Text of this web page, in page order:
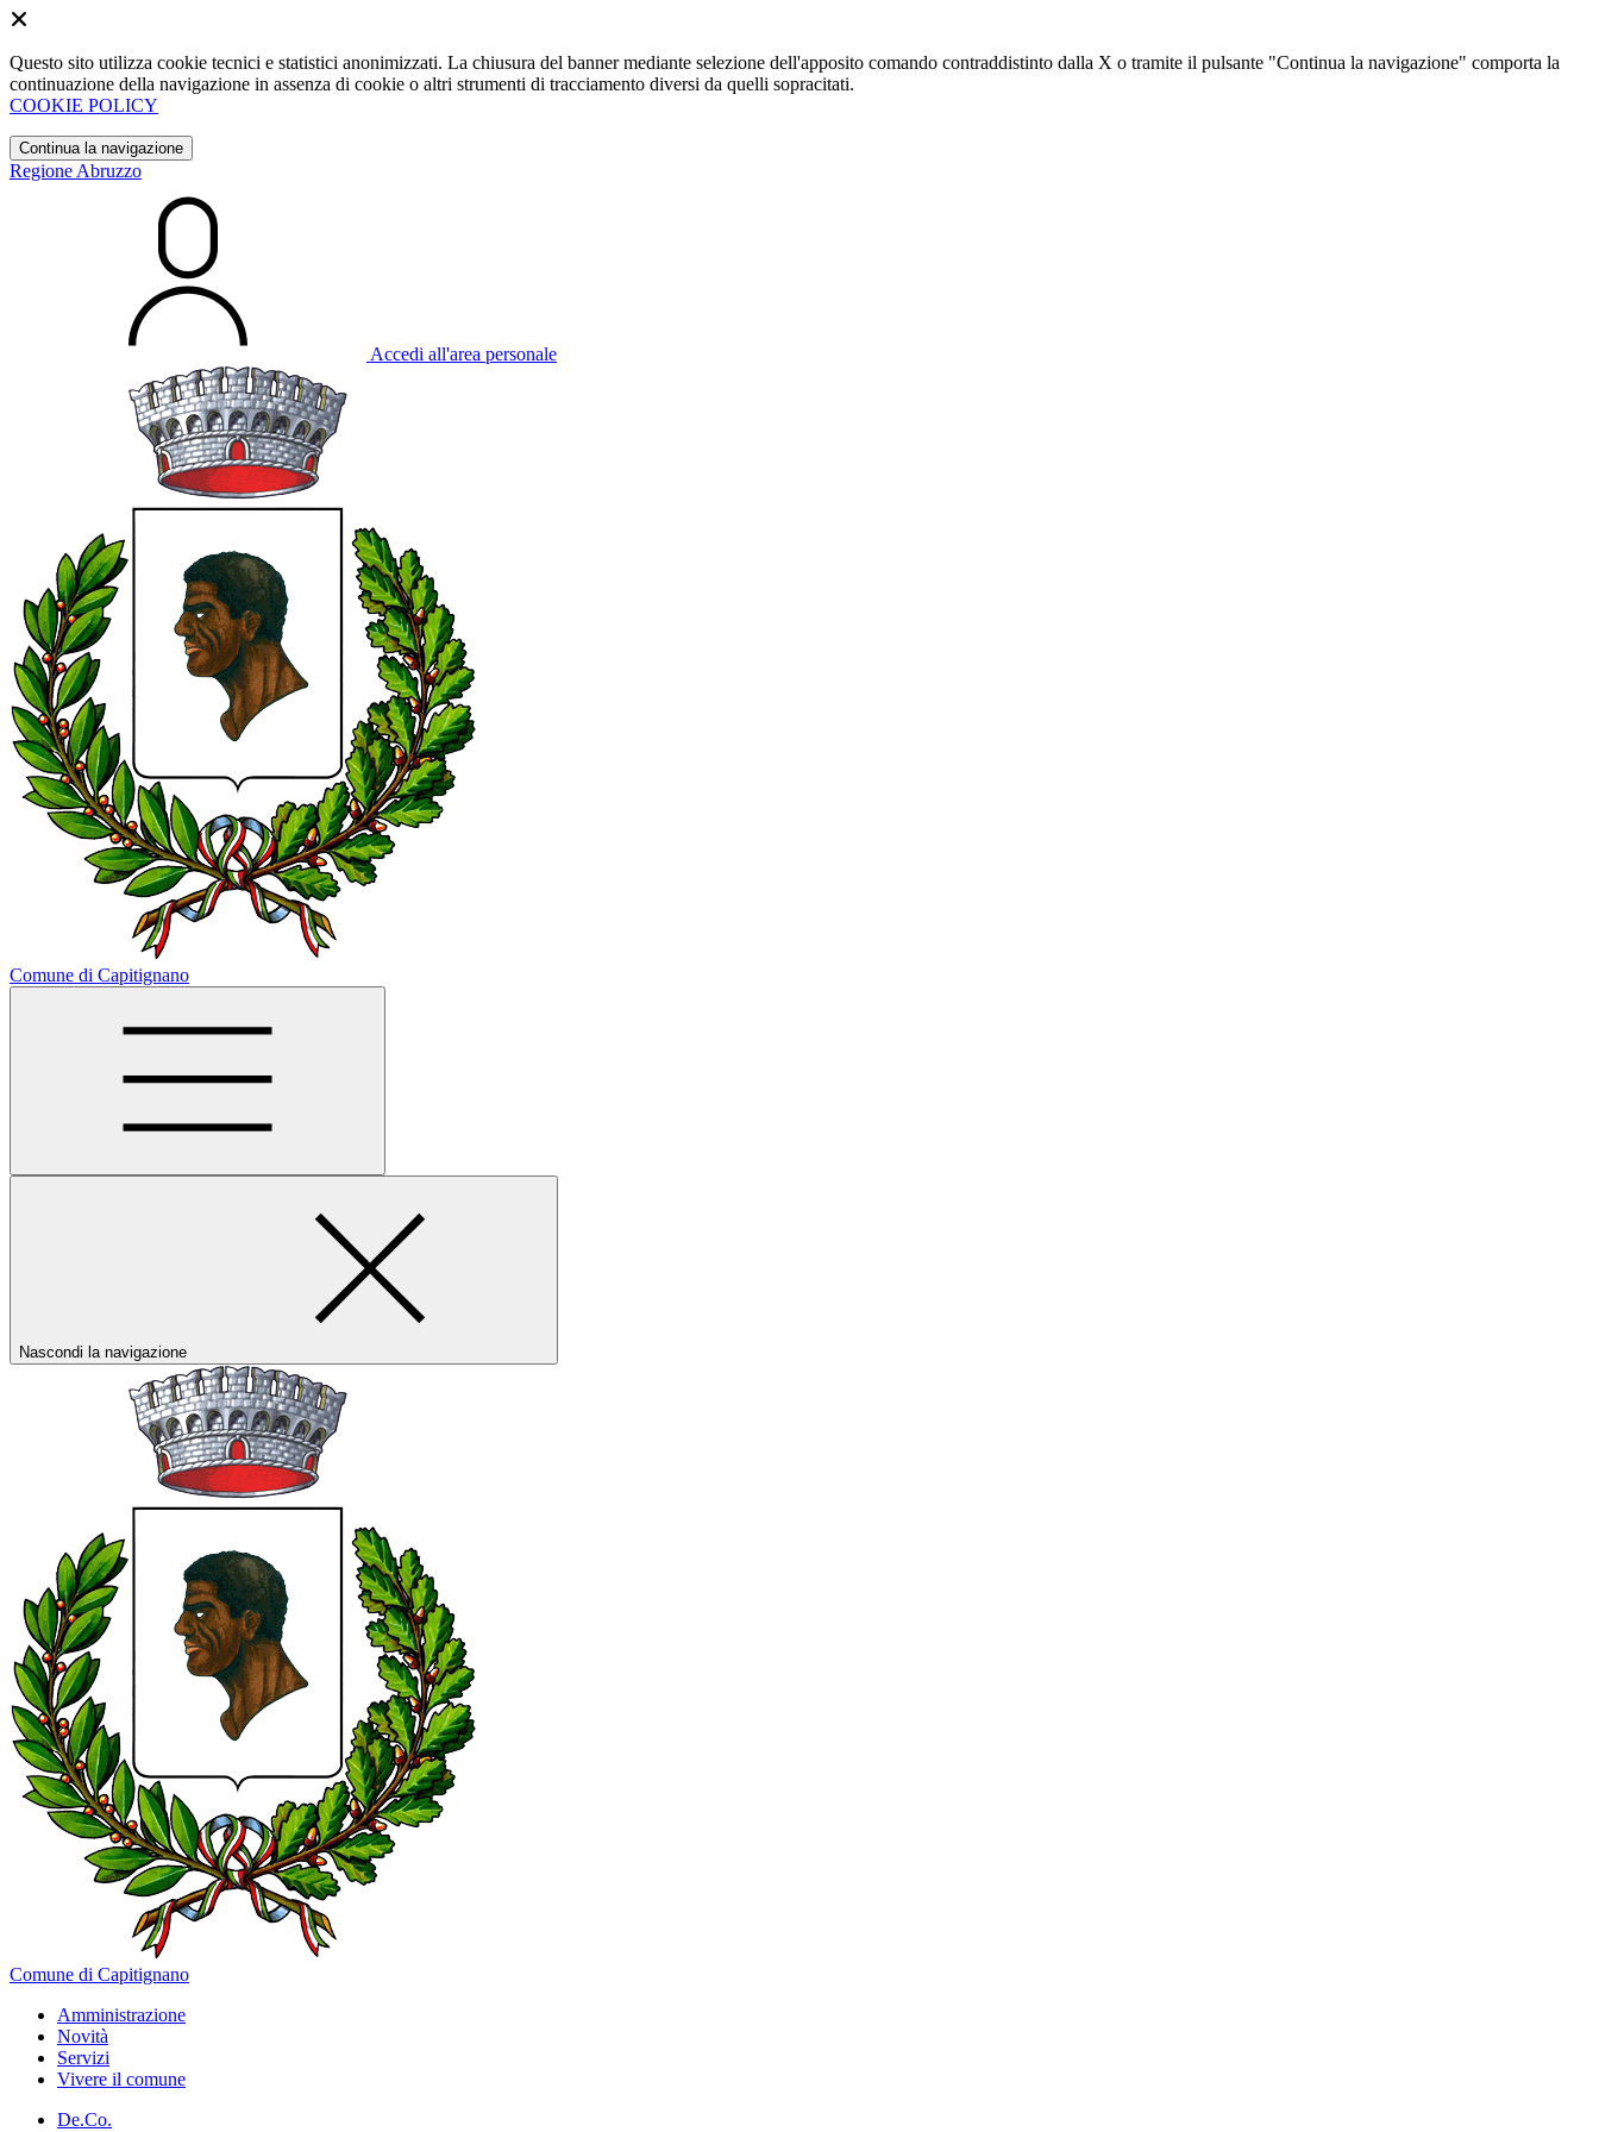
Questo sito utilizza cookie tecnici e statistici anonimizzati. La chiusura del banner mediante selezione dell'apposito comando contraddistinto dalla X o tramite il pulsante "Continua la navigazione" comporta la
continuazione della navigazione in assenza di cookie o altri strumenti di tracciamento diversi da quelli sopracitati.
COOKIE POLICY
Continua la navigazione
Regione Abruzzo
Accedi all'area personale
Comune di Capitignano
Nascondi la navigazione
Comune di Capitignano
Amministrazione
Novità
Servizi
Vivere il comune
De.Co.